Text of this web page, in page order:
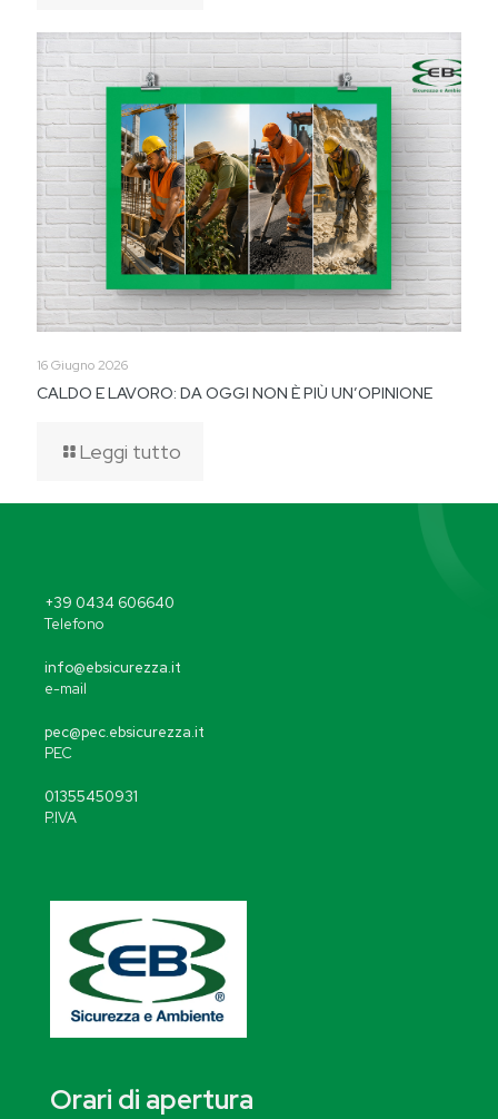
16 Giugno 2026
CALDO E LAVORO: DA OGGI NON È PIÙ UN’OPINIONE
Leggi tutto
+39 0434 606640
Telefono
info@ebsicurezza.it
e-mail
pec@pec.ebsicurezza.it
PEC
01355450931
P.IVA
Orari di apertura